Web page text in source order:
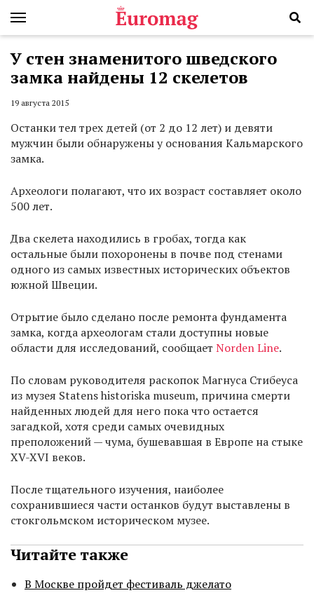
У стен знаменитого шведского
замка найдены 12 скелетов
19 августа 2015
Останки тел трех детей (от 2 до 12 лет) и девяти
мужчин были обнаружены у основания Кальмарского
замка.
Археологи полагают, что их возраст составляет около
500 лет.
Два скелета находились в гробах, тогда как
остальные были похоронены в почве под стенами
одного из самых известных исторических объектов
южной Швеции.
Отрытие было сделано после ремонта фундамента
замка, когда археологам стали доступны новые
области для исследований, сообщает Norden Line.
По словам руководителя раскопок Магнуса Стибеуса
из музея Statens historiska museum, причина смерти
найденных людей для него пока что остается
загадкой, хотя среди самых очевидных
преположений — чума, бушевавшая в Европе на стыке
XV-XVI веков.
После тщательного изучения, наиболее
сохранившиеся части останков будут выставлены в
стокгольмском историческом музее.
Читайте также
В Москве пройдет фестиваль джелато